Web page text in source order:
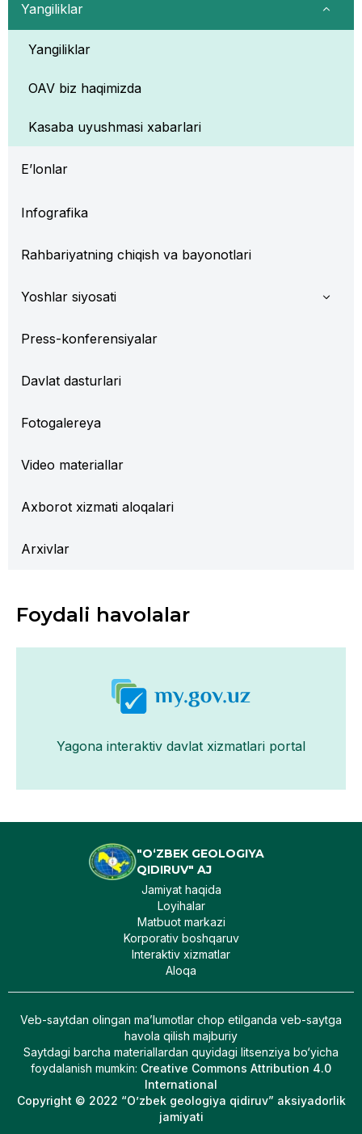
Yangiliklar
Yangiliklar
OAV biz haqimizda
Kasaba uyushmasi xabarlari
E’lonlar
Infografika
Rahbariyatning chiqish va bayonotlari
Yoshlar siyosati
Press-konferensiyalar
Davlat dasturlari
Fotogalereya
Video materiallar
Axborot xizmati aloqalari
Arxivlar
Foydali havolalar
Yagona interaktiv davlat xizmatlari portal
"O‘ZBEK GEOLOGIYA
QIDIRUV" AJ
Jamiyat haqida
Loyihalar
Matbuot markazi
Korporativ boshqaruv
Interaktiv xizmatlar
Aloqa
Veb-saytdan olingan maʼlumotlar chop etilganda veb-saytga
havola qilish majburiy
Saytdagi barcha materiallardan quyidagi litsenziya bo‘yicha
foydalanish mumkin: Creative Commons Attribution 4.0
International
Copyright © 2022 “O’zbek geologiya qidiruv” aksiyadorlik
jamiyati